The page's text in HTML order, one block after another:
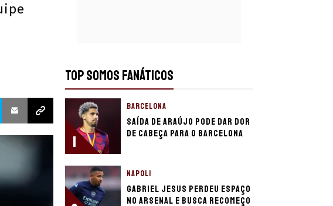
TOP SOMOS FANÁTICOS
1
BARCELONA
Saída de Araújo pode dar dor
de cabeça para o Barcelona
NAPOLI
Gabriel Jesus perdeu espaço
no Arsenal e busca recomeço